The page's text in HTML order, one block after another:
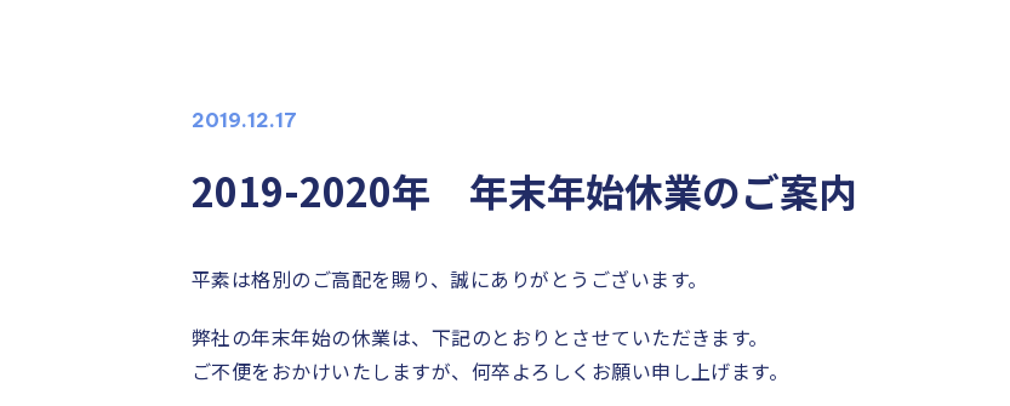
2019.12.17
2019-2020年 年末年始休業のご案内
平素は格別のご高配を賜り、誠にありがとうございます。
弊社の年末年始の休業は、下記のとおりとさせていただきます。
ご不便をおかけいたしますが、何卒よろしくお願い申し上げます。